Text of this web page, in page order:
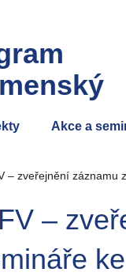
Akce a
– zveřejnění záznamu
–